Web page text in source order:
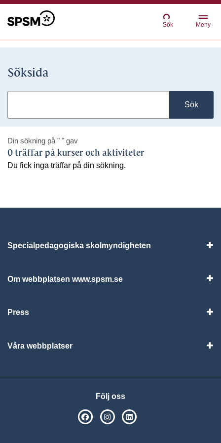
Sök Meny
Söksida
Sök
Din sökning på " " gav
0 träffar på kurser och aktiviteter
Du fick inga träffar på din sökning.
Specialpedagogiska skolmyndigheten
Om webbplatsen www.spsm.se
Press
Våra webbplatser
Följ oss
SPSM på Facebook
SPSM på Instagram